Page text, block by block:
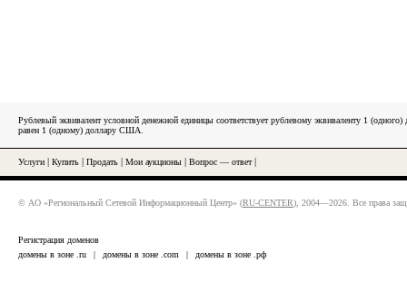
Рублевый эквивалент условной денежной единицы соответствует рублевому эквиваленту 1
равен 1 (одному) доллару США.
Услуги Купить Продать Мои аукционы Вопрос — ответ|
© АО «Региональный Сетевой Информационный Центр» (RU-CENTER), 2004—2026. Все права
Регистрация доменов
домены в зоне .ru
| домены в зоне .com | домены в зоне .рф